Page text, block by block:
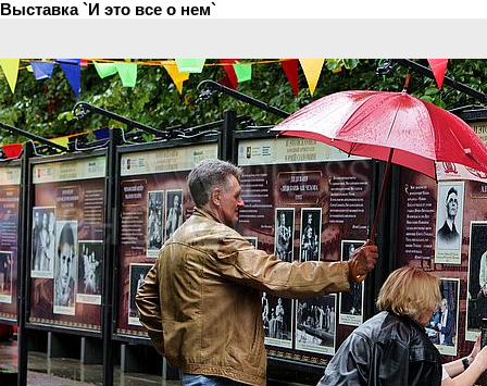
Выставка `И это все о нем`